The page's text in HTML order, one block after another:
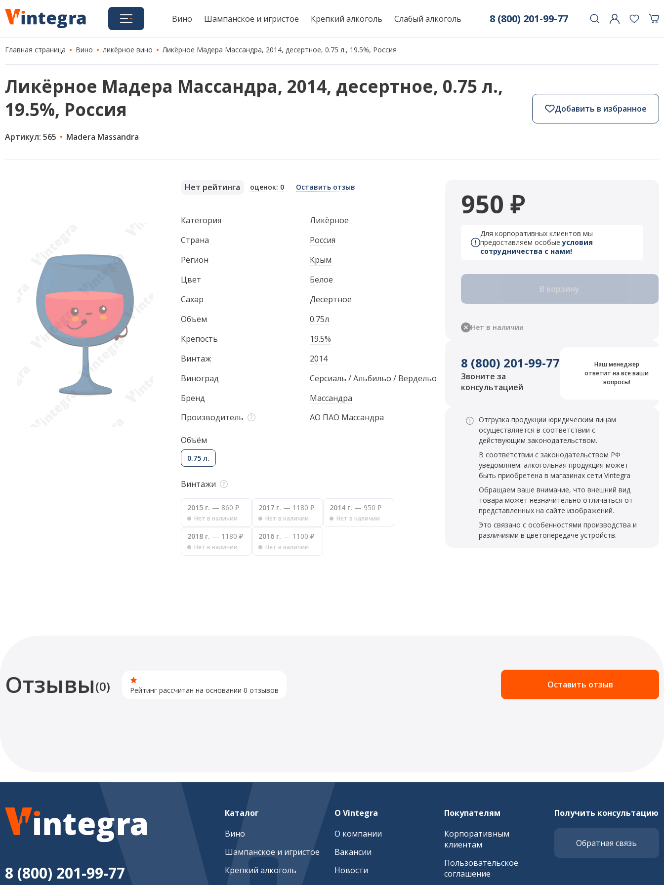
Вино Шампанское и игристое Крепкий алкоголь Слабый алкоголь 8 (800) 201-99-77
Главная страница Вино ликёрное вино Ликёрное Мадера Массандра, 2014, десертное, 0.75 л., 19.5%, Россия
Ликёрное Мадера Массандра, 2014, десертное, 0.75 л.,
19.5%, Россия
Артикул: 565 Madera Massandra
Добавить в избранное
Нет рейтинга оценок: 0 Оставить отзыв
Категория
Ликёрное
Страна
Россия
Регион
Крым
Цвет
Белое
Сахар
Десертное
Объем
0.75л
Крепость
19.5%
Винтаж
2014
Виноград
Серсиаль /Альбильо / Вердельо
Бренд
Массандра
Производитель
АО ПАО Массандра
Объём
0.75 л.
Винтажи
2015 г. — 860 ₽
Нет в наличии
2017 г. — 1180 ₽
Нет в наличии
2014 г. — 950 ₽
Нет в наличии
2018 г. — 1180 ₽
Нет в наличии
2016 г. — 1100 ₽
Нет в наличии
950 ₽
Для корпоративных клиентов мы
предоставляем особыеусловия
сотрудничества с нами!
В корзину
Нет в наличии
8 (800) 201-99-77
Звоните за
консультацией
Наш менеджер
ответит на все ваши
вопросы!
Отгрузка продукции юридическим лицам
осуществляется в соответствии с
действующим законодательством.
В соответствии с законодательством РФ
уведомляем: алкогольная продукция может
быть приобретена в магазинах сети Vintegra
Обращаем ваше внимание, что внешний вид
товара может незначительно отличаться от
представленных на сайте изображений.
Это связано с особенностями производства и
различиями в цветопередаче устройств.
Отзывы(0) Рейтинг рассчитан на основании 0 отзывов Оставить отзыв
8 (800) 201-99-77
Каталог
Вино
Шампанское и игристое
Крепкий алкоголь
О Vintegra
О компании
Вакансии
Новости
Покупателям
Корпоративным
клиентам
Пользовательское
соглашение
Получить консультацию
Обратная связь